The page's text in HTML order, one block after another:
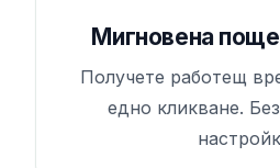
Мигновена
Получете работещ
едно кликване.